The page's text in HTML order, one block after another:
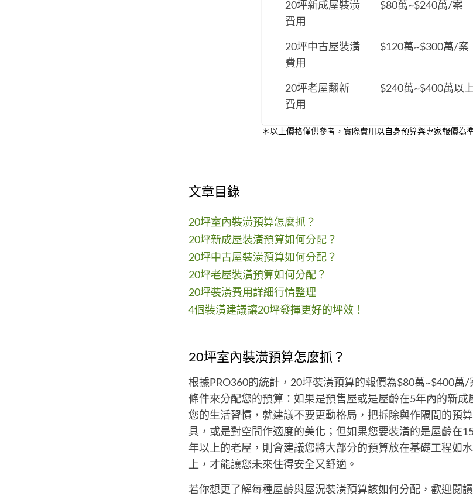
20坪新成屋裝潢
費用
$80萬~$240萬/案
20坪中古屋裝潢
費用
$120萬~$300萬/案
20坪老屋翻新
費用
$240萬~$400萬以
＊以上價格僅供參考，實際費用以自身預算與專家報價為
文章目錄
20坪室內裝潢預算怎麼抓？
20坪新成屋裝潢預算如何分配？
20坪中古屋裝潢預算如何分配？
20坪老屋裝潢預算如何分配？
20坪裝潢費用詳細行情整理
4個裝潢建議讓20坪發揮更好的坪效！
20坪室內裝潢預算怎麼抓？
根據PRO360的統計，20坪裝潢預算的報價為$80萬~$400萬
條件來分配您的預算：如果是預售屋或是屋齡在5年內的新成
您的生活習慣，就建議不要更動格局，把拆除與作隔間的預
具，或是對空間作適度的美化；但如果您要裝潢的是屋齡在
年以上的老屋，則會建議您將大部分的預算放在基礎工程如
上，才能讓您未來住得安全又舒適。
若你想更了解每種屋齡與屋況裝潢預算該如何分配，歡迎閱讀